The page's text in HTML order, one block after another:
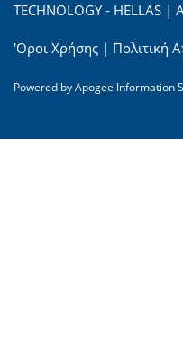
TECHNOLOGY - HELLAS |
'Οροι Χρήσης | Πολιτική
Powered byApogee Information